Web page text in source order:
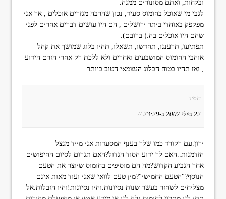
ובלחות, ואתם מסונורים ממנה.
לגבי מי שאוכל בחומוס סעיד, נכון שהרבה מגזרים אוכלים , אך אני
מפקפק באוהדי ביתר ירושלים , הם היו עושים דברים אחרים לפני
שהם היו אוכלים בה.( ברובם).
תפתיעו, תרעננו, תחדשו, תשאלו, תהיו בלוג שמושך את קהל
אוהבי החומוס המושבעים ואחרים ולא ללכת רק אחרי הזרם הידוע
, ואז תהיו בטוח הבלוג העצמאי הטוב ביותר.
תמיר
22 ביולי 2007 ב-23:29 //
ירון.עם רקורד כמו שלך בענף המסעדות אני מייד מנצל
הזדמנות..האם לך ידוע הסוד הגדול?האם תגרום לסיום החיפושים
אחר הגביע הקדוש?מה הם מוסיפים בחומוס שיוצר את הטעם
הנוסף?"הטעם החמישי"?מין טעם לוואי שאני ועוד מאות אינם
מצליחים לשחזר בעשר שנות נסיונות.והיו נסיונות!והיו הזבלות.אל